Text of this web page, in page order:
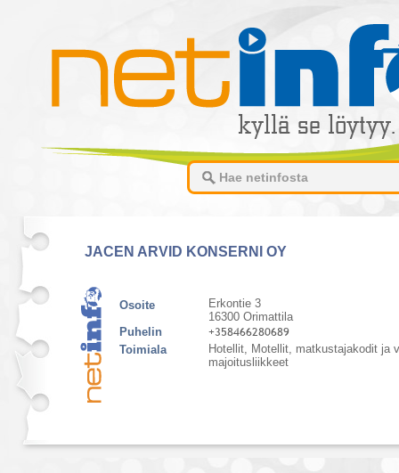
JACEN ARVID KONSERNI OY
Osoite
Erkontie 3
16300 Orimattila
Puhelin
Toimiala
Hotellit, Motellit, matkustajakodit ja
majoitusliikkeet